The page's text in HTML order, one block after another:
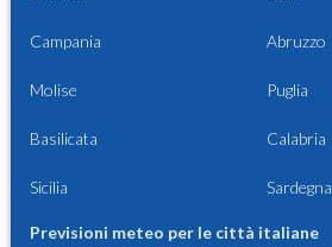
Campania Abruzzo
Molise Puglia
Basilicata Calabria
Sicilia Sardegna
Previsioni meteo per le città italiane